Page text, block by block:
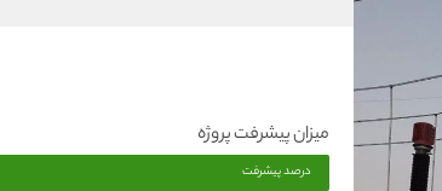
میزان پیشرفت پروژه
درصد پیشرفت